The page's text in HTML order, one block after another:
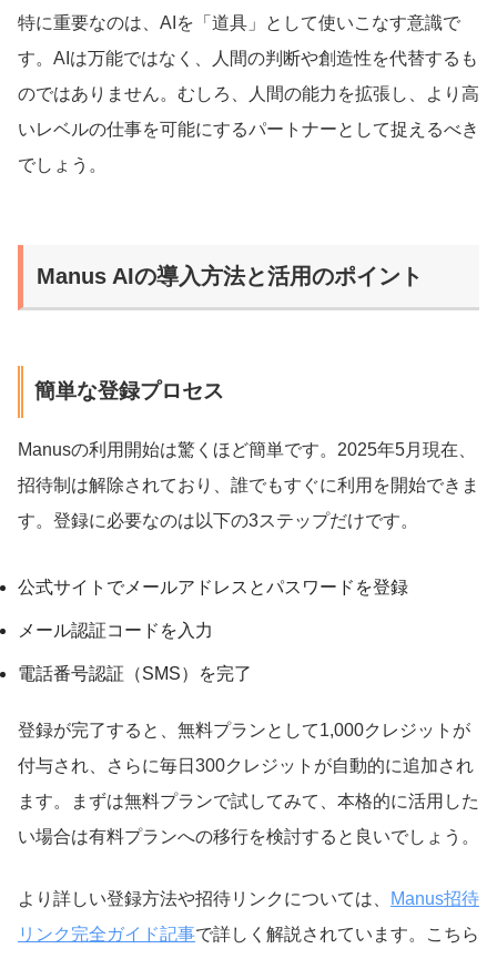
特に重要なのは、AIを「道具」として使いこなす意識で
す。AIは万能ではなく、人間の判断や創造性を代替するも
のではありません。むしろ、人間の能力を拡張し、より高
いレベルの仕事を可能にするパートナーとして捉えるべき
でしょう。
Manus AIの導入方法と活用のポイント
簡単な登録プロセス
Manusの利用開始は驚くほど簡単です。2025年5月現在、
招待制は解除されており、誰でもすぐに利用を開始できま
す。登録に必要なのは以下の3ステップだけです。
公式サイトでメールアドレスとパスワードを登録
メール認証コードを入力
電話番号認証（SMS）を完了
登録が完了すると、無料プランとして1,000クレジットが
付与され、さらに毎日300クレジットが自動的に追加され
ます。まずは無料プランで試してみて、本格的に活用した
い場合は有料プランへの移行を検討すると良いでしょう。
より詳しい登録方法や招待リンクについては、
Manus招待
リンク完全ガイド記事で詳しく解説されています。こちら